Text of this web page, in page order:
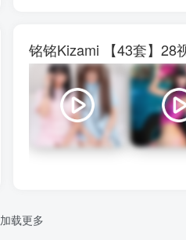
铭铭Kizami 【43套】28
加载更多